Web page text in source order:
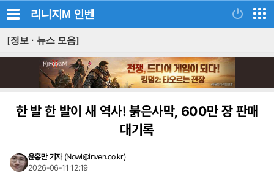
리니지M 인벤
[정보 · 뉴스 모음]
한 발 한 발이 새 역사! 붉은사막, 600만 장 판매
대기록
윤홍만 기자 (Nowl@inven.co.kr)
2026-06-11 12:19